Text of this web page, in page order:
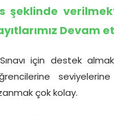
şeklinde
Devam
Sınavı için destek
çok kolay.